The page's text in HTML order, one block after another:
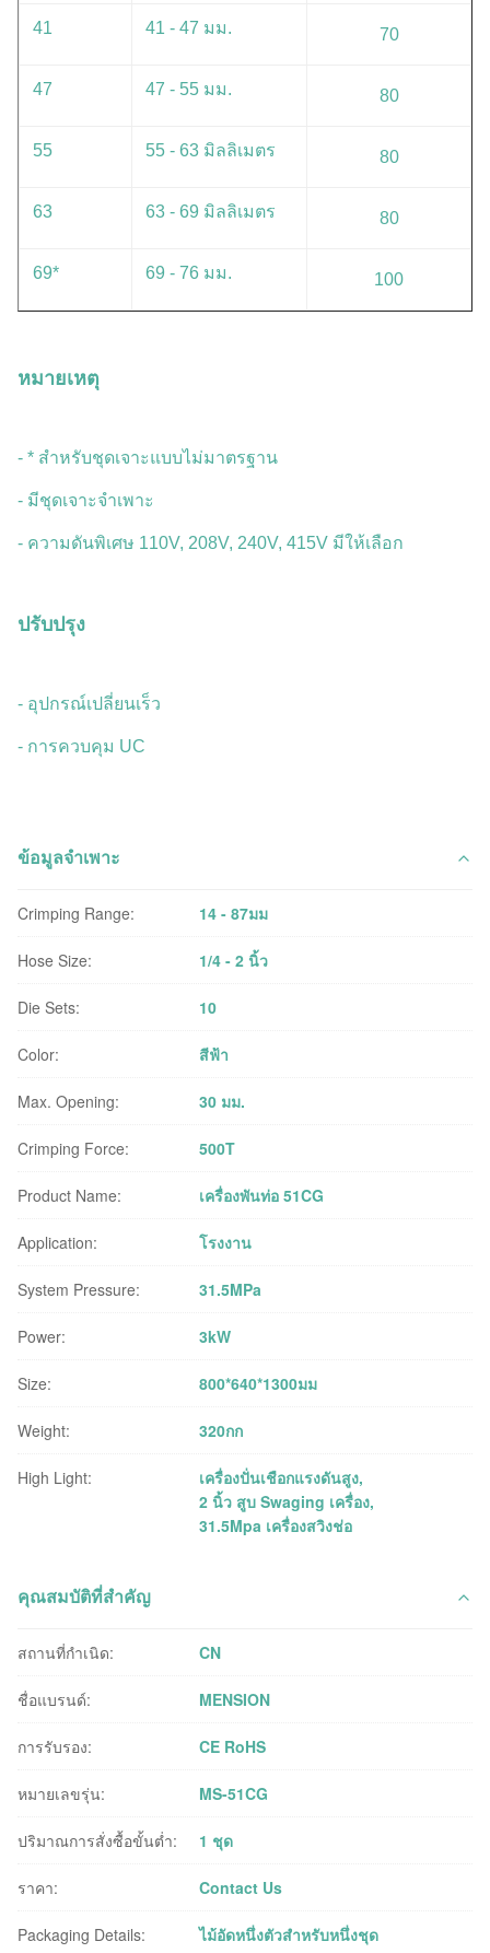
41 41 - 47 มม. 70
47 47 - 55 มม. 80
55 55 - 63 มิลลิเมตร 80
63 63 - 69 มิลลิเมตร 80
69* 69 - 76 มม. 100
หมายเหตุ
- * สําหรับชุดเจาะแบบไม่มาตรฐาน
- มีชุดเจาะจําเพาะ
- ความดันพิเศษ 110V, 208V, 240V, 415V มีให้เลือก
ปรับปรุง
- อุปกรณ์เปลี่ยนเร็ว
- การควบคุม UC
ข้อมูลจำเพาะ
Crimping Range: 14 - 87มม
Hose Size: 1/4 - 2 นิ้ว
Die Sets: 10
Color: สีฟ้า
Max. Opening: 30 มม.
Crimping Force: 500T
Product Name: เครื่องพันท่อ 51CG
Application: โรงงาน
System Pressure: 31.5MPa
Power: 3kW
Size: 800*640*1300มม
Weight: 320กก
High Light: เครื่องปั่นเชือกแรงดันสูง,
2 นิ้ว สูบ Swaging เครื่อง,
31.5Mpa เครื่องสวิงช่อ
คุณสมบัติที่สำคัญ
สถานที่กำเนิด: CN
ชื่อแบรนด์: MENSION
การรับรอง: CE RoHS
หมายเลขรุ่น: MS-51CG
ปริมาณการสั่งซื้อขั้นต่ำ: 1 ชุด
ราคา: Contact Us
Packaging Details: ไม้อัดหนึ่งตัวสำหรับหนึ่งชุด